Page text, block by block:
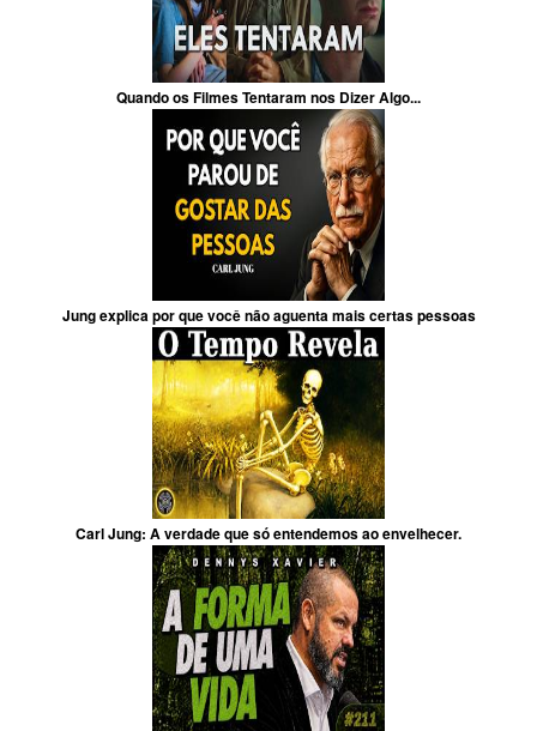
Quando os Filmes Tentaram nos Dizer Algo...
Jung explica por que você não aguenta mais certas pessoas
Carl Jung: A verdade que só entendemos ao envelhecer.